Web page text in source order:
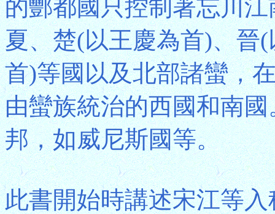
的酆都國只控制著忘川
夏、楚(以王慶為首)、晉
首)等國以及北部諸蠻，
由蠻族統治的西國和南
邦，如威尼斯國等。
此書開始時講述宋江等